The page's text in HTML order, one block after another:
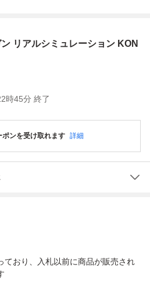
リアルシミュレーション KON
時45分 終了
ンを受け取れます 詳細
ており、入札以前に商品が販売され